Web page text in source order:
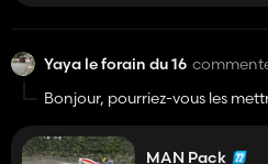
Yaya le forain du 16
Bonjour, pourriez-vous les
MAN Pack